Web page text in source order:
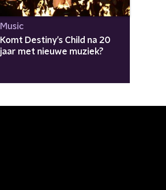
Music
Komt Destiny's Child na 20
jaar met nieuwe muziek?